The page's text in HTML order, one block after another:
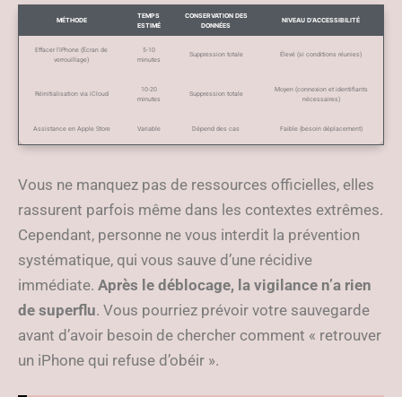
MÉTHODE
TEMPS
ESTIMÉ
CONSERVATION DES
DONNÉES
NIVEAU D’ACCESSIBILITÉ
Effacer l’iPhone (Écran de
verrouillage)
5-10
minutes
Suppression totale Élevé (si conditions réunies)
Réinitialisation via iCloud
10-20
minutes
Suppression totale
Moyen (connexion et identifiants
nécessaires)
Assistance en Apple Store Variable Dépend des cas Faible (besoin déplacement)
Vous ne manquez pas de ressources officielles, elles
rassurent parfois même dans les contextes extrêmes.
Cependant, personne ne vous interdit la prévention
systématique, qui vous sauve d’une récidive
immédiate. Après le déblocage, la vigilance n’a rien
de superflu. Vous pourriez prévoir votre sauvegarde
avant d’avoir besoin de chercher comment « retrouver
un iPhone qui refuse d’obéir ».